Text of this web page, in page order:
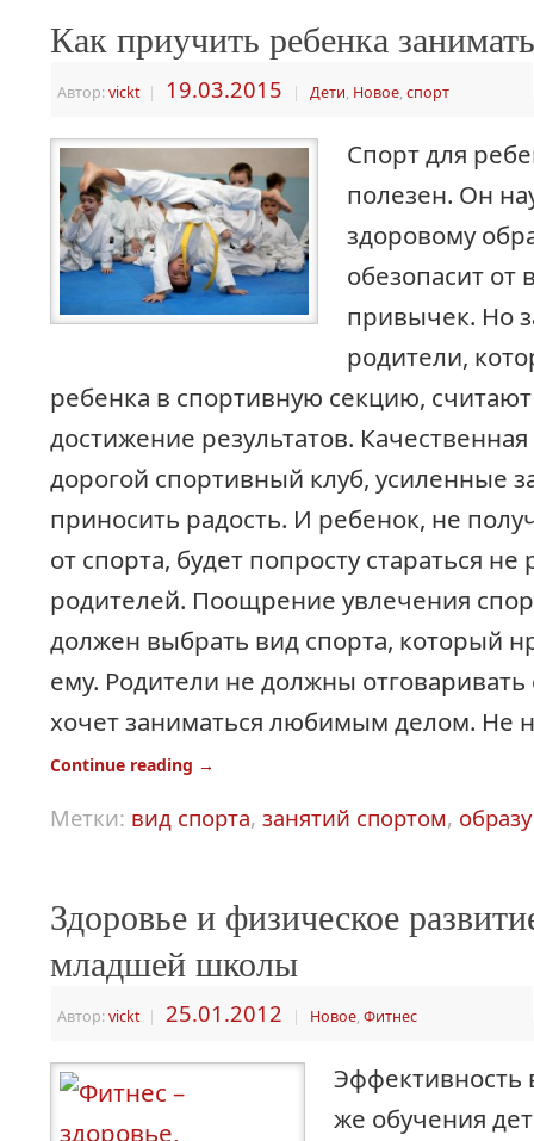
Как приучить ребенка
Автор:vickt | 19.03.2015 | Дети, Новое, спорт
Спорт для
полезен. Он
здоровому
обезопасит от
привычек. Но
родители,
ребенка в спортивную секцию,
достижение результатов.
дорогой спортивный клуб, усиленные
приносить радость. И ребенок, не
от спорта, будет попросту стараться не
родителей. Поощрение увлечения
должен выбрать вид спорта, который
ему. Родители не должны
хочет заниматься любимым делом. Не
Continue reading →
Метки: вид спорта, занятий спортом,
Здоровье и физическое
младшей школы
Автор:vickt | 25.01.2012 | Новое, Фитнес
Эффективность
же обучения